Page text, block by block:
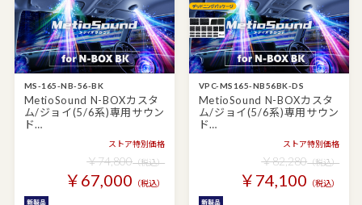
MS-165-NB-56-BK
MetioSound N-BOXカスタ
ム/ジョイ(5/6系)専用サウン
ド…
ストア特別価格
￥74,800（税込）
￥67,000 （税込）
VPC-MS165-NB56BK-DS
MetioSound N-BOXカスタ
ム/ジョイ(5/6系)専用サウン
ド…
ストア特別価格
￥82,280（税込）
￥74,100 （税込）